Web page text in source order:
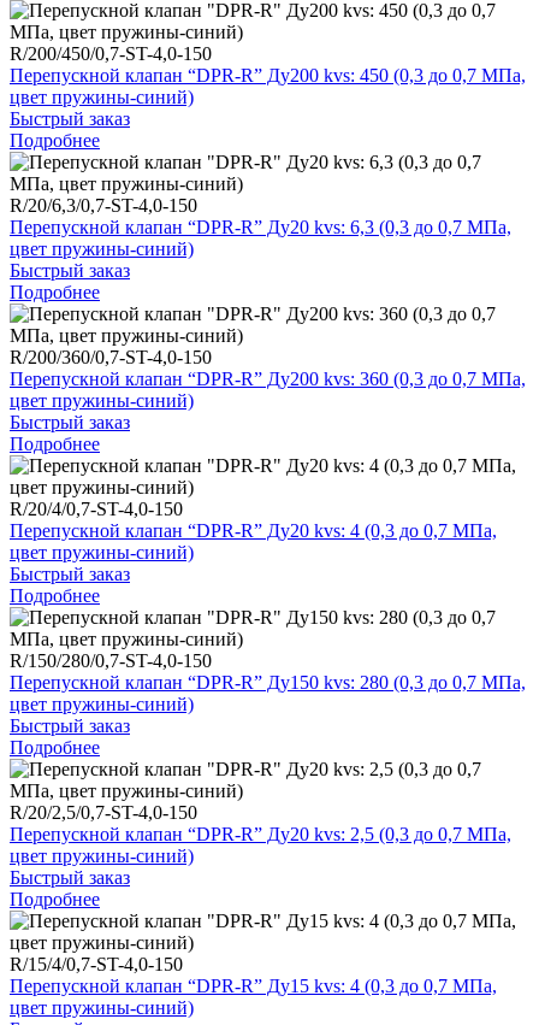
R/200/450/0,7-ST-4,0-150
Перепускной клапан “DPR-R” Ду200 kvs: 450 (0,3 до 0,7 МПа,
цвет пружины-синий)
Быстрый заказ
Подробнее
R/20/6,3/0,7-ST-4,0-150
Перепускной клапан “DPR-R” Ду20 kvs: 6,3 (0,3 до 0,7 МПа,
цвет пружины-синий)
Быстрый заказ
Подробнее
R/200/360/0,7-ST-4,0-150
Перепускной клапан “DPR-R” Ду200 kvs: 360 (0,3 до 0,7 МПа,
цвет пружины-синий)
Быстрый заказ
Подробнее
R/20/4/0,7-ST-4,0-150
Перепускной клапан “DPR-R” Ду20 kvs: 4 (0,3 до 0,7 МПа,
цвет пружины-синий)
Быстрый заказ
Подробнее
R/150/280/0,7-ST-4,0-150
Перепускной клапан “DPR-R” Ду150 kvs: 280 (0,3 до 0,7 МПа,
цвет пружины-синий)
Быстрый заказ
Подробнее
R/20/2,5/0,7-ST-4,0-150
Перепускной клапан “DPR-R” Ду20 kvs: 2,5 (0,3 до 0,7 МПа,
цвет пружины-синий)
Быстрый заказ
Подробнее
R/15/4/0,7-ST-4,0-150
Перепускной клапан “DPR-R” Ду15 kvs: 4 (0,3 до 0,7 МПа,
цвет пружины-синий)